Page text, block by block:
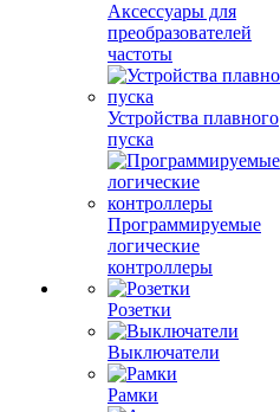
Аксессуары для
преобразователей
частоты
Устройства плавного
пуска
Программируемые
логические
контроллеры
Розетки
Выключатели
Рамки